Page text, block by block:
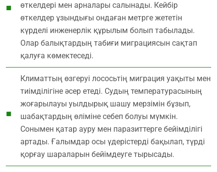
өткелдері мен арналары салынады. Кейбір
өткелдер ұзындығы ондаған метрге жететін
күрделі инженерлік құрылым болып табылады.
Олар балықтардың табиғи миграциясын сақтап
қалуға көмектеседі.
Климаттың өзгеруі лососьтің миграция уақыты мен
тиімділігіне әсер етеді. Судың температурасының
жоғарылауы уылдырық шашу мерзімін бұзып,
шабақтардың өліміне себеп болуы мүмкін.
Сонымен қатар ауру мен паразиттерге бейімділігі
артады. Ғалымдар осы үдерістерді бақылап, түрді
қорғау шараларын бейімдеуге тырысады.